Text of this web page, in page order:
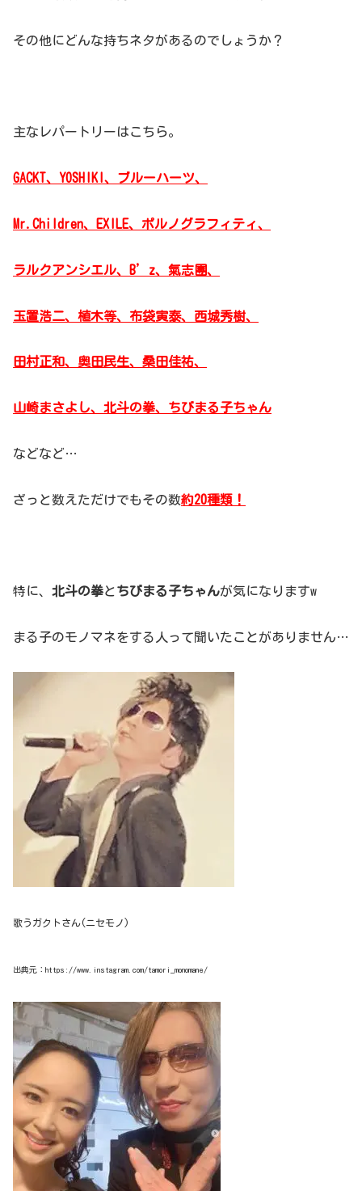
その他にどんな持ちネタがあるのでしょうか？
主なレパートリーはこちら。
GACKT、YOSHIKI、ブルーハーツ、
Mr.Children、EXILE、ポルノグラフィティ、
ラルクアンシエル、B’z、氣志團、
玉置浩二、植木等、布袋寅泰、西城秀樹、
田村正和、奥田民生、桑田佳祐、
山崎まさよし、北斗の拳、ちびまる子ちゃん
などなど…
ざっと数えただけでもその数約20種類！
特に、 北斗の拳とちびまる子ちゃんが気になりますw
まる子のモノマネをする人って聞いたことがありません…
歌うガクトさん(ニセモノ)
出典元：https://www.instagram.com/tamori_monomane/